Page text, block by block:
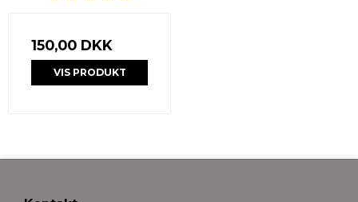
150,00 DKK
VIS PRODUKT